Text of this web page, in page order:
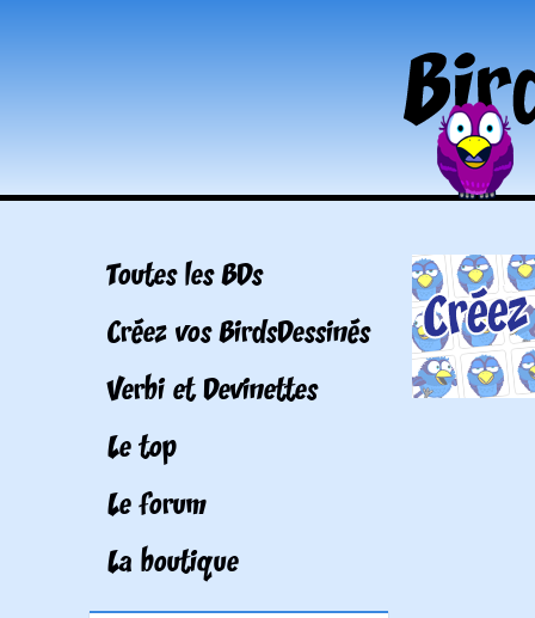
Toutes les BDs
Créez vos BirdsDessinés
Verbi et Devinettes
Le top
Le forum
La boutique